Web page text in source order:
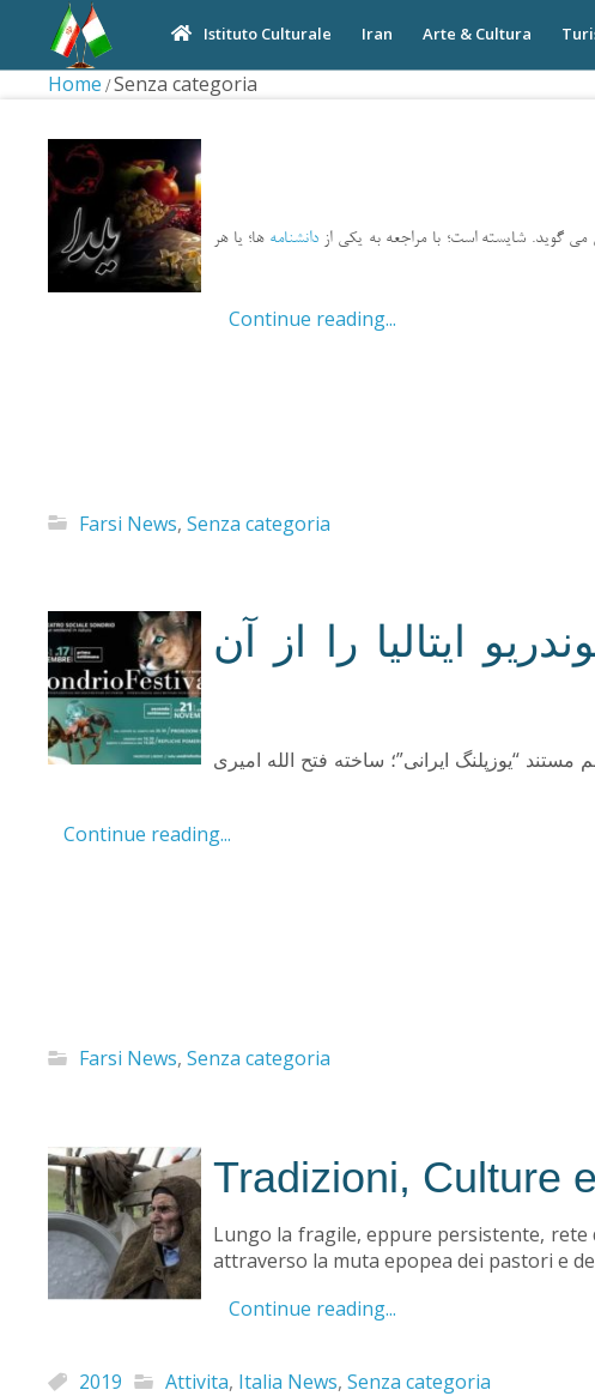
Istituto Culturale Iran Arte & Cultura
Home Senza categoria
می گوید. شایسته است؛ با مراجعه به یکی ازدانشنامه ها؛ یا هر
Continue reading...
Farsi News, Senza categoria
ایتالیا را از آن
“یوزپلنگ ایرانی”؛ ساخته فتح الله امیری
Continue reading...
Farsi News, Senza categoria
Tradizioni, Culture
Lungo la fragile, eppure persistente, rete
attraverso la muta epopea dei pastori e
Continue reading...
2019 Attivita, Italia News, Senza categoria